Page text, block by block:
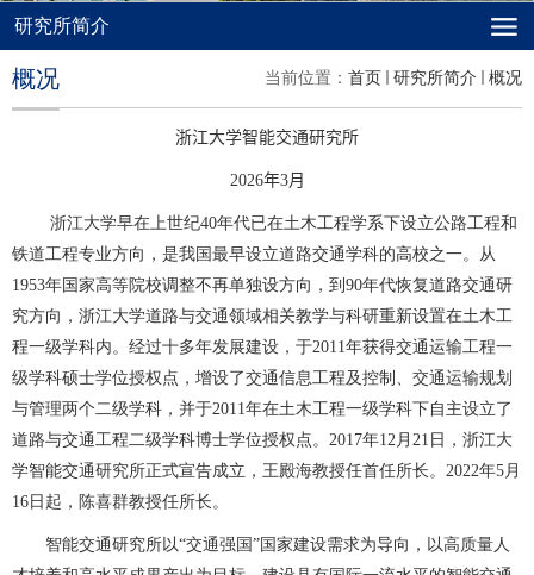
研究所简介
当前位置： 首页 研究所简介 概况
概况
浙江大学智能交通研究所
2026年3月
浙江大学早在上世纪40年代已在土木工程学系下设立公路工程和
铁道工程专业方向，是我国最早设立道路交通学科的高校之一。从
1953年国家高等院校调整不再单独设方向，到 90年代恢复道路交通研
究方向，浙江大学道路与交通领域相关教学与科研重新设置在土木工
程一级学科内。经过十多年发展建设，于2011年获得交通运输工程一
级学科硕士学位授权点，增设了交通信息工程及控制、交通运输规划
与管理两个二级学科，并于2011年在土木工程一级学科下自主设立了
道路与交通工程二级学科博士学位授权点。 2017年12月 21 日，浙江大
学智能交通研究所正式宣告成立，王殿海教授任首任所长。 2022年5月
16 日起，陈喜群教授任所长。
智能交通研究所以“交通强国”国家建设需求为导向，以高质量人